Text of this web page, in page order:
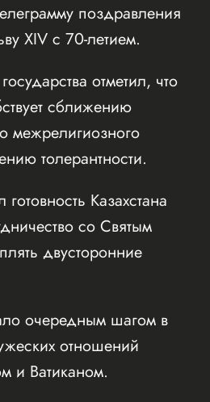
поздравления
XIV с 70-летием.
отметил, что
сближению
межрелигиозного
толерантности.
Казахстана
со Святым
двусторонние
очередным шагом в
отношений
и Ватиканом.